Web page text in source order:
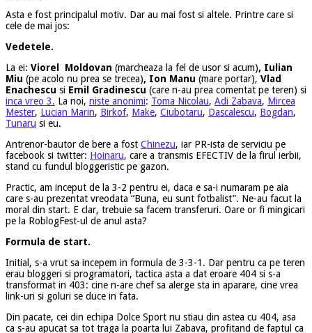
Asta e fost principalul motiv. Dar au mai fost si altele. Printre care si
cele de mai jos:
Vedetele.
La ei: Viorel Moldovan (marcheaza la fel de usor si acum), Iulian
Miu (pe acolo nu prea se trecea), Ion Manu (mare portar), Vlad
Enachescu si Emil Gradinescu (care n-au prea comentat pe teren) si
inca vreo 3. La noi, niste anonimi: Toma Nicolau, Adi Zabava, Mircea
Mester, Lucian Marin, Birkof, Make, Ciubotaru, Dascalescu, Bogdan,
Tunaru si eu.
Antrenor-bautor de bere a fost Chinezu, iar PR-ista de serviciu pe
facebook si twitter: Hoinaru, care a transmis EFECTIV de la firul ierbii,
stand cu fundul bloggeristic pe gazon.
Practic, am inceput de la 3-2 pentru ei, daca e sa-i numaram pe aia
care s-au prezentat vreodata “Buna, eu sunt fotbalist”. Ne-au facut la
moral din start. E clar, trebuie sa facem transferuri. Oare or fi mingicari
pe la RoblogFest-ul de anul asta?
Formula de start.
Initial, s-a vrut sa incepem in formula de 3-3-1. Dar pentru ca pe teren
erau bloggeri si programatori, tactica asta a dat eroare 404 si s-a
transformat in 403: cine n-are chef sa alerge sta in aparare, cine vrea
link-uri si goluri se duce in fata.
Din pacate, cei din echipa Dolce Sport nu stiau din astea cu 404, asa
ca s-au apucat sa tot traga la poarta lui Zabava, profitand de faptul ca